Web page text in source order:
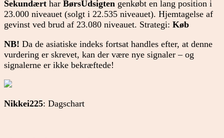
Sekundært har BørsUdsigten genkøbt en lang position i
23.000 niveauet (solgt i 22.535 niveauet). Hjemtagelse af
gevinst ved brud af 23.080 niveauet. Strategi: Køb
NB! Da de asiatiske indeks fortsat handles efter, at denne
vurdering er skrevet, kan der være nye signaler – og
signalerne er ikke bekræftede!
Nikkei225: Dagschart